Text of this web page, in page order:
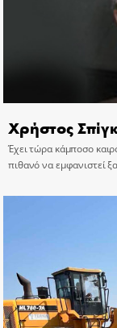
Χρήστος
Έχει τώρα κάμποσο
πιθανό να εμφανιστεί